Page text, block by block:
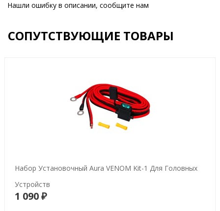
Нашли ошибку в описании, сообщите нам
СОПУТСТВУЮЩИЕ ТОВАРЫ
Набор Установочный Aura VENOM Kit-1 Для Головных
Устройств
1 090 ₽